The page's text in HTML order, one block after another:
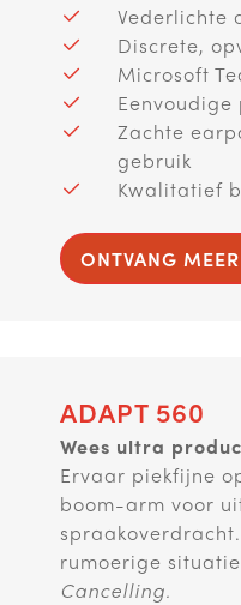
Vederlichte
Discrete,
Microsoft
Zachte
gebruik
Kwalitatief
ONTVANG
ADAPT 560
Wees ultra
Ervaar piekfijne
boom-arm voor
rumoerige
Cancelling.